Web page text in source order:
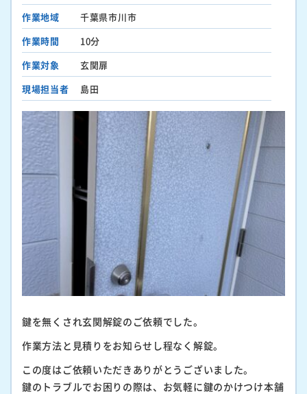
作業地域
千葉県市川市
作業時間
10分
作業対象
玄関扉
現場担当者
島田
鍵を無くされ玄関解錠のご依頼でした。
作業方法と見積りをお知らせし程なく解錠。
この度はご依頼いただきありがとうございました。
鍵のトラブルでお困りの際は、お気軽に鍵のかけつけ本舗